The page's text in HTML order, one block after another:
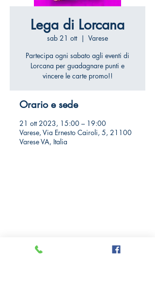
Lega di Lorcana
sab 21 ott
  |
Varese
Partecipa ogni sabato agli eventi di
Lorcana per guadagnare punti e
vincere le carte promo!!
Orario e sede
21 ott 2023, 15:00 – 19:00
Varese, Via Ernesto Cairoli, 5, 21100
Varese VA, Italia
Privacy Policy
Cookie Policy